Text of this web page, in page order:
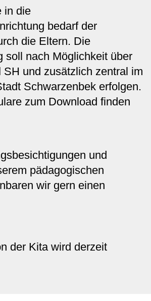
in die
bedarf der
die Eltern. Die
soll nach Möglichkeit über
SH und zusätzlich zentral im
Schwarzenbek erfolgen.
zum Download finden
und
pädagogischen
wir gern einen
der Kita wird derzeit